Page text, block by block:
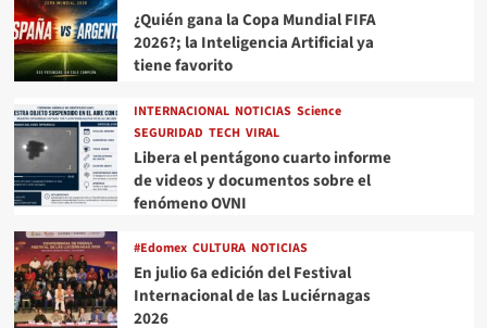
¿Quién gana la Copa Mundial FIFA
2026?; la Inteligencia Artificial ya
tiene favorito
INTERNACIONAL NOTICIAS Science
SEGURIDAD TECH VIRAL
Libera el pentágono cuarto informe
de videos y documentos sobre el
fenómeno OVNI
#Edomex CULTURA NOTICIAS
En julio 6a edición del Festival
Internacional de las Luciérnagas
2026